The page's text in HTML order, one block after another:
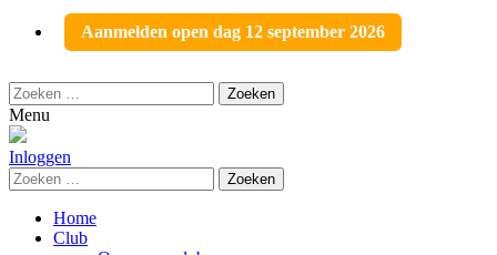
Aanmelden open dag 12 september 2026
Zoeken
naar:
Menu
Inloggen
Zoeken
naar:
Home
Club